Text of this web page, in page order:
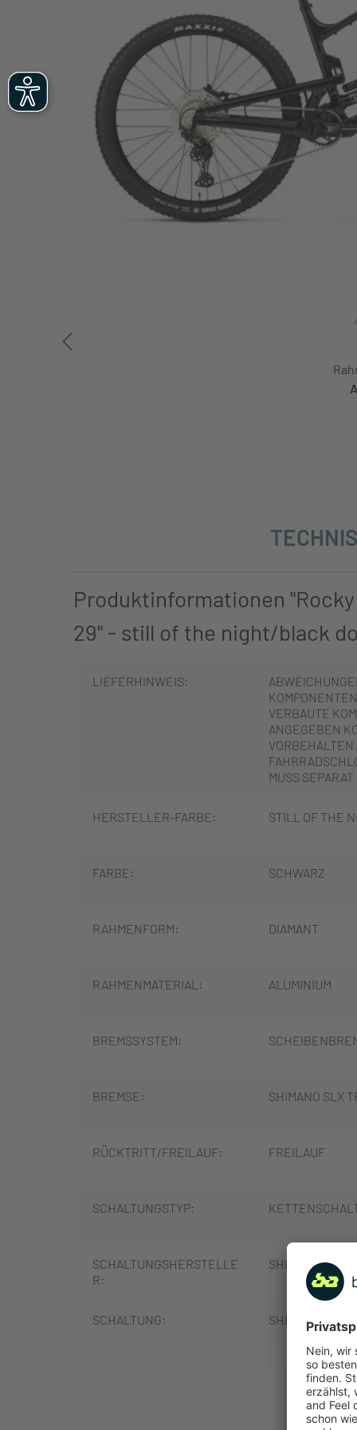
Produktinformationen
29" - still of the night/black
LIEFERHINWEIS:
VERBAUTE
ANGEGEBEN
MUSS
HERSTELLER-FARBE: STILL OF THE
FARBE: SCHWARZ
RAHMENFORM: DIAMANT
RAHMENMATERIAL: ALUMINIUM
BREMSSYSTEM:
BREMSE: SHIMANO SLX
RÜCKTRITT/FREILAUF: FREILAUF
SCHALTUNGSTYP:
SCHALTUNGSHERSTELLE
R:
SHIMANO
SCHALTUNG: SHIMANO XT
SHIMANO SLX